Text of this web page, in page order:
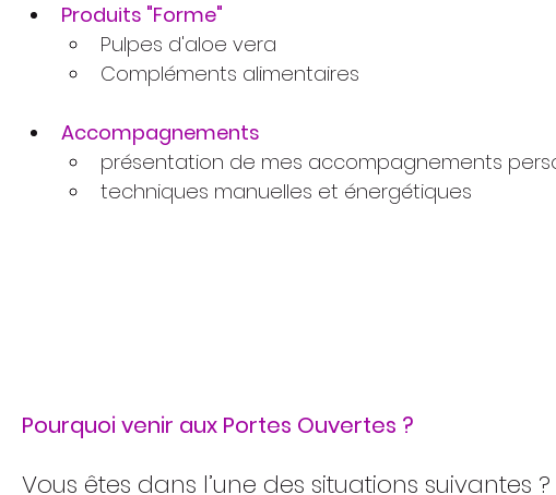
Produits "Forme"
Pulpes d'aloe vera
Compléments alimentaires
Accompagnements
présentation de mes accompagnements
techniques manuelles et énergétiques
Pourquoi venir aux Portes Ouvertes ?
Vous êtes dans l’une des situations suivantes ?